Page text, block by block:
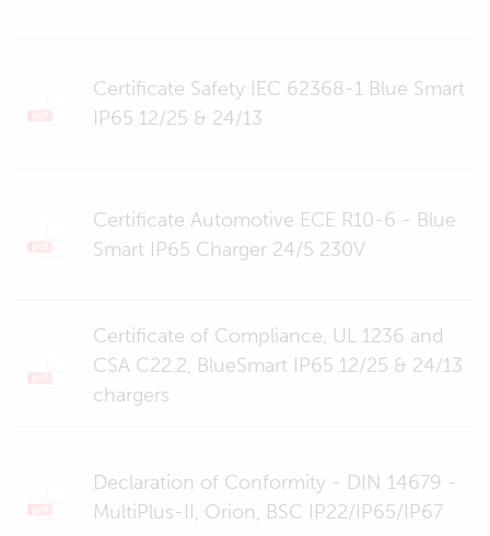
Certificate Safety IEC 62368-1 Blue Smart
IP65 12/25 & 24/13
Certificate Automotive ECE R10-6 - Blue
Smart IP65 Charger 24/5 230V
Certificate of Compliance, UL 1236 and
CSA C22.2, BlueSmart IP65 12/25 & 24/13
chargers
Declaration of Conformity - DIN 14679 -
MultiPlus-II, Orion, BSC IP22/IP65/IP67